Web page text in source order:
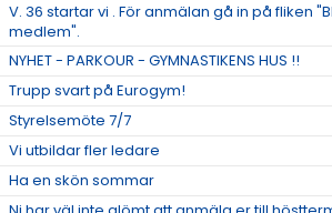
V. 36 startar vi . För anmälan gå in på fliken
medlem".
NYHET - PARKOUR - GYMNASTIKENS HUS !!
Trupp svart på Eurogym!
Styrelsemöte 7/7
Vi utbildar fler ledare
Ha en skön sommar